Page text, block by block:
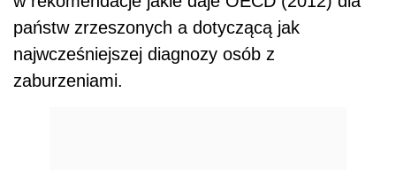
państw zrzeszonych a dotyczącą jak
najwcześniejszej diagnozy osób z
zaburzeniami.